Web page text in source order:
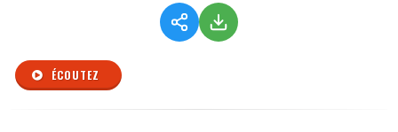
ÉCOUTEZ